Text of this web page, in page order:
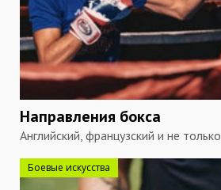
Направления бокса
Английский, французский и не только
Боевые искусства